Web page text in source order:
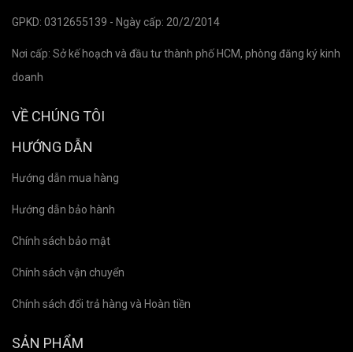
GPKD: 0312655139 - Ngày cấp: 20/2/2014
Nơi cấp: Sở kế hoạch và đầu tư thành phố HCM, phòng đăng ký kinh
doanh
VỀ CHÚNG TÔI
HƯỚNG DẪN
Hướng dẫn mua hàng
Hướng dẫn bảo hành
Chính sách bảo mật
Chính sách vận chuyển
Chính sách đổi trả hàng và Hoàn tiền
SẢN PHẨM